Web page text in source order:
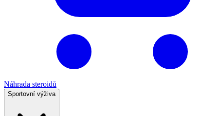
Náhrada steroidů
Sportovní výživa